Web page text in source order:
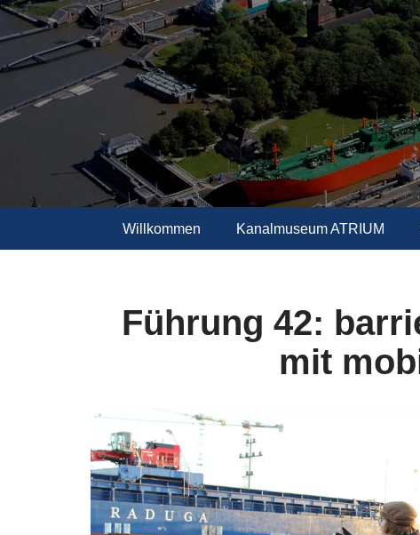
Zum
Inhalt
springen
Willkommen Kanalmuseum ATRIUM
Führung 42:
mit